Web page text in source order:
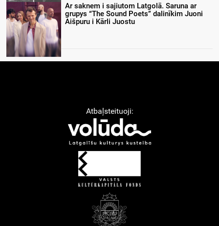
Ar saknem i sajiutom Latgolā. Saruna ar
grupys “The Sound Poets” dalinīkim Juoni
Aišpuru i Kārli Juostu
Atbaļsteituoji: